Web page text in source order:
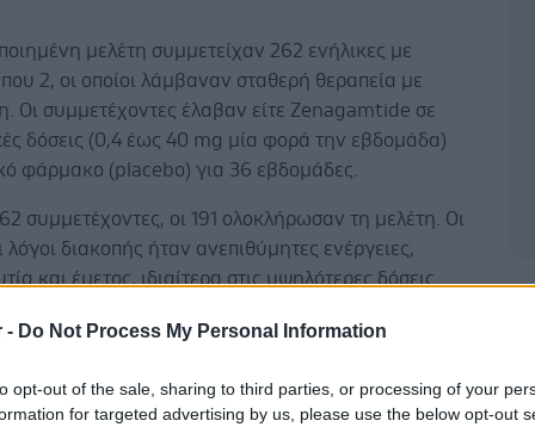
- Do Not Process My Personal Information
opt-out of the sale, sharing to third parties, or processing of your
for targeted advertising by us, please use the below opt-out
μελέτη συμμετείχαν 262 ενήλικες με
2, οι οποίοι λάμβαναν σταθερή θεραπεία με
Οι συμμετέχοντες έλαβαν είτε Zenagamtide σε
δόσεις (0,4 έως 40 mg μία φορά την εβδομάδα)
φάρμακο (placebo) για 36 εβδομάδες.
συμμετέχοντες, οι 191 ολοκλήρωσαν τη μελέτη. Οι
λόγοι διακοπής ήταν ανεπιθύμητες ενέργειες,
και έμετος, ιδιαίτερα στις υψηλότερες δόσεις.
έδειξαν ότι το Zenagamtide μείωσε τη